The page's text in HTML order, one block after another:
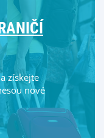
získejte
nové